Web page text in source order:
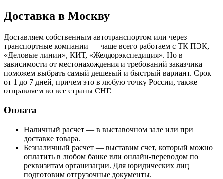
Доставка в Москву
Доставляем собственным автотранспортом или через
транспортные компании — чаще всего работаем с ТК ПЭК,
«Деловые линии», КИТ, «Желдорэкспедиция». Но в
зависимости от местонахождения и требований заказчика
поможем выбрать самый дешевый и быстрый вариант. Срок
от 1 до 7 дней, причем это в любую точку России, также
отправляем во все страны СНГ.
Оплата
Наличный расчет — в выставочном зале или при
доставке товара.
Безналичный расчет — выставим счет, который можно
оплатить в любом банке или онлайн-переводом по
реквизитам организации. Для юридических лиц
подготовим отгрузочные документы.